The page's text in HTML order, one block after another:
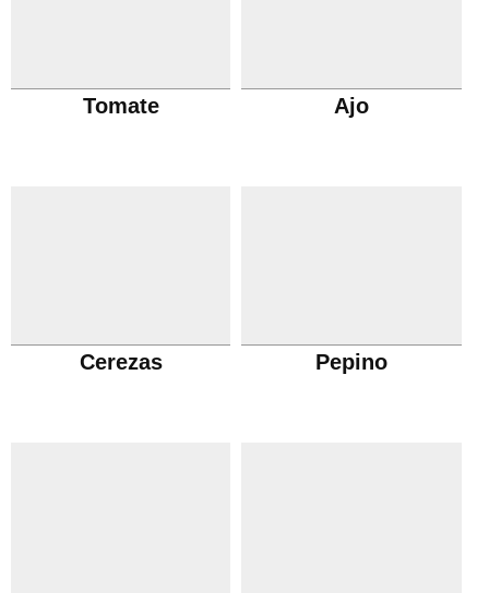
Tomate Ajo
Cerezas Pepino